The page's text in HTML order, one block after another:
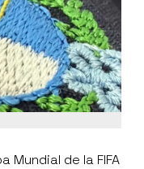
Mundial de la FIFA